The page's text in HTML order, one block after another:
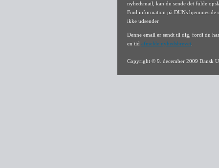
nyhedsmail, kan du sende det fulde
Find information på DUNs
ikke udsender
Denne email er sendt til dig, fordi du
en tid afmelde nyhedsbrevet
Copyright © 9. december 2009 Dansk